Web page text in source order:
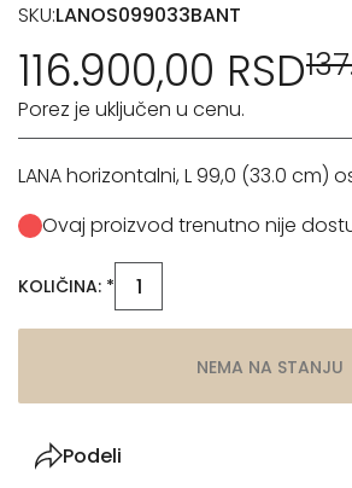
SKU:LANOS099033BANT
116.900,00 RSD
Porez je uključen u cenu.
LANA horizontalni, L 99,0 (33.0 cm)
Ovaj proizvod trenutno nije
KOLIČINA: *
NEMA NA STANJU
Podeli